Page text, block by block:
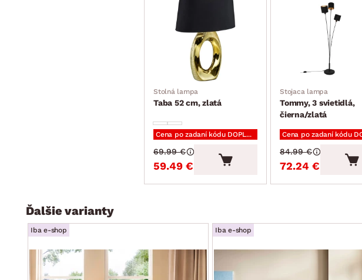
funkcia rozkladu na príležitostné lôžko: plocha 139×224 cm (sklápací typ
rozmerovo vhodná takmer do každej obývačky
Stolná lampa
Taba 52 cm, zlatá
Cena po zadaní kódu DOPLNKY
59.49 €
69.99 €
Stojaca lampa
Tommy, 3 svietidlá,
čierna/zlatá
72.24 €
84.99 €
Ďalšie varianty
Iba e-shop Iba e-shop